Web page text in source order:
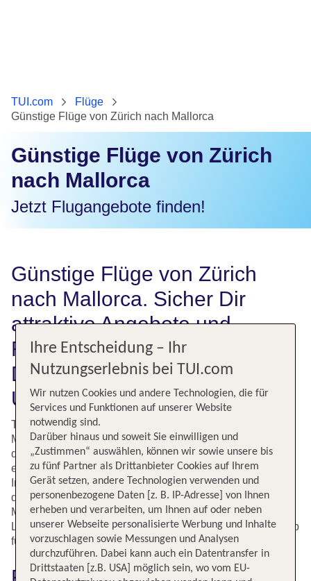
TUI.com
Flüge
Günstige Flüge von Zürich nach Mallorca
Günstige Flüge von Zürich
nach Mallorca
Jetzt Flugangebote finden!
Günstige Flüge von Zürich
nach Mallorca. Sicher Dir
attraktive Angebote und
Rabatte und buche jetzt
Deinen Flug auf die beliebte
Urlaubsinsel
TUI bringt Dich schon zum kleinen Preis von Zürich nach
Mallorca. Die größte Insel der Balearen-Gruppe gehört zu
den besonders beliebten Destinationen für einen
entspannten und erlebnisreichen Urlaub. Die vielfältige
Insel ist das perfekte Ziel für jeden Urlaubstyp. Steht Dir
der Sinn nach einer entspannten Auszeit vom Alltag?
Möchtest Du ein Romantikwochenende mit Deinem
Lieblingsmenschen genießen oder planst Du einen Urlaub
für die ganze Familie? Auf Mallorca ist alles möglich!
Ihre Entscheidung – Ihr
Nutzungserlebnis bei TUI.com
Wir nutzen Cookies und andere Technologien, die für
Services und Funktionen auf unserer Website
notwendig sind.
Darüber hinaus und soweit Sie einwilligen und
„Zustimmen“ auswählen, können wir sowie unsere bis
zu fünf Partner als Drittanbieter Cookies auf Ihrem
Gerät setzen, andere Technologien verwenden und
personenbezogene Daten [z. B. IP-Adresse] von Ihnen
erheben und verarbeiten, um Ihnen auf oder neben
unserer Webseite personalisierte Werbung und Inhalte
vorzuschlagen sowie Messungen und Analysen
durchzuführen. Dabei kann auch ein Datentransfer in
Drittstaaten [z.B. USA] möglich sein, wo vom EU-